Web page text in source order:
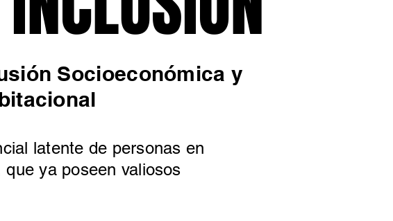
Socioeconómica y
latente de personas en
ya poseen valiosos